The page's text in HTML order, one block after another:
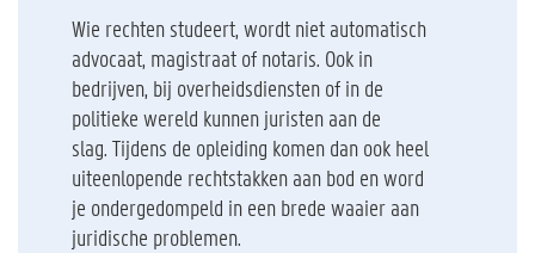
Wie rechten studeert, wordt niet automatisch
advocaat, magistraat of notaris. Ook in
bedrijven, bij overheidsdiensten of in de
politieke wereld kunnen juristen aan de
slag. Tijdens de opleiding komen dan ook heel
uiteenlopende rechtstakken aan bod en word
je ondergedompeld in een brede waaier aan
juridische problemen.